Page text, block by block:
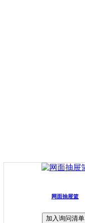
网面抽屉篮
加入询问清单